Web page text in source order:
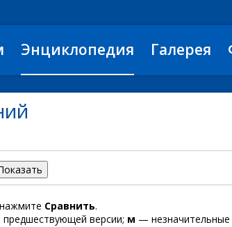
Энциклопедия Галерея
Сравнить.
версии; м — незначительные